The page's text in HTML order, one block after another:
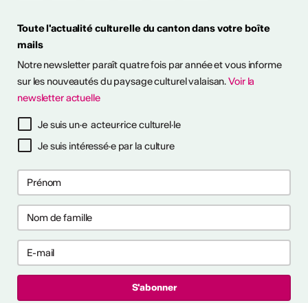
en plein air! Découvrez
à ciel ouvert pour
été culturel. ...
plus
collaborations
premières collaborations
rappeur·euses et
déjà publié un EP ou un
CHF. Délai : 1er
Toute l'actualité culturelle du canton dans votre boîte
mails
Notre newsletter paraît quatre fois par année et vous informe
sur les nouveautés du paysage culturel valaisan.Voir la
newsletter actuelle
Je suis un·e acteur·rice culturel·le
Je suis intéressé·e par la culture